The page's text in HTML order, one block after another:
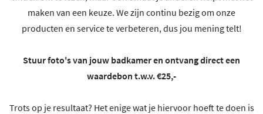
maken van een keuze. We zijn continu bezig om onze
producten en service te verbeteren, dus jou mening telt!
Stuur foto's van jouw badkamer en ontvang direct een
waardebon t.w.v. €25,-
Trots op je resultaat? Het enige wat je hiervoor hoeft te doen is